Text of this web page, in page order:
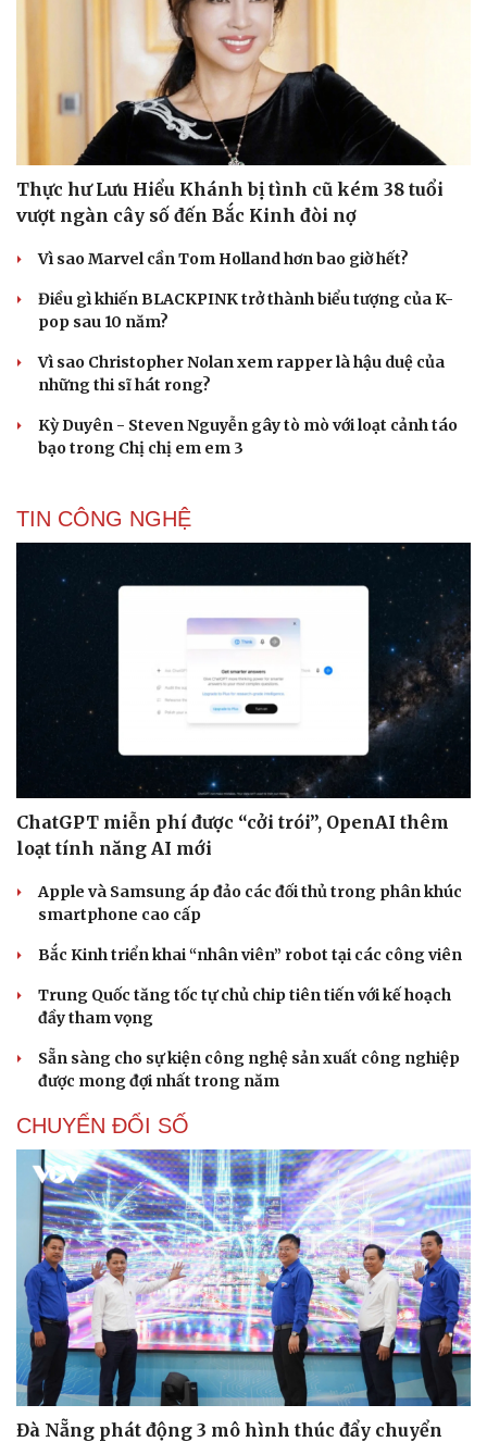
Thực hư Lưu Hiểu Khánh bị tình cũ kém 38 tuổi
vượt ngàn cây số đến Bắc Kinh đòi nợ
Vì sao Marvel cần Tom Holland hơn bao giờ hết?
Điều gì khiến BLACKPINK trở thành biểu tượng của K-
pop sau 10 năm?
Vì sao Christopher Nolan xem rapper là hậu duệ của
những thi sĩ hát rong?
Kỳ Duyên - Steven Nguyễn gây tò mò với loạt cảnh táo
bạo trong Chị chị em em 3
TIN CÔNG NGHỆ
ChatGPT miễn phí được “cởi trói”, OpenAI thêm
loạt tính năng AI mới
Apple và Samsung áp đảo các đối thủ trong phân khúc
smartphone cao cấp
Bắc Kinh triển khai “nhân viên” robot tại các công viên
Trung Quốc tăng tốc tự chủ chip tiên tiến với kế hoạch
đầy tham vọng
Sẵn sàng cho sự kiện công nghệ sản xuất công nghiệp
được mong đợi nhất trong năm
CHUYỂN ĐỔI SỐ
Đà Nẵng phát động 3 mô hình thúc đẩy chuyển